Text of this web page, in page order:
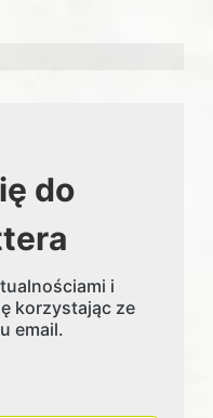
do
i
korzystając ze
email.